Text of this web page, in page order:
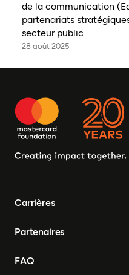
de la communication
partenariats
secteur public
28 août 2025
Carrières
Partenaires
FAQ